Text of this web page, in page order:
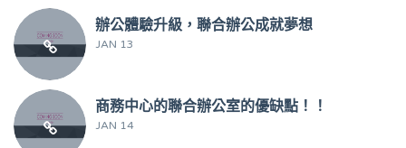
辦公體驗升級，聯合辦公成就夢想
JAN 13
商務中心的聯合辦公室的優缺點！！
JAN 14